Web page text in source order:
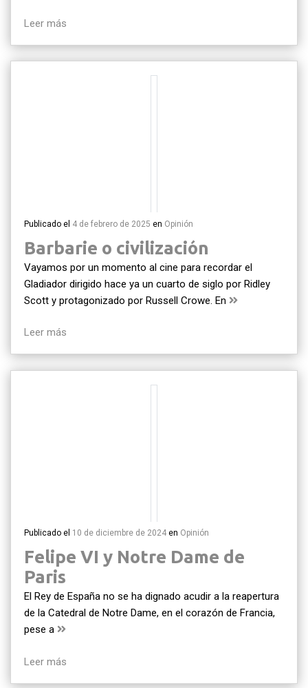
Leer más
Publicado el 4 de febrero de 2025 en Opinión
Barbarie o civilización
Vayamos por un momento al cine para recordar el
Gladiador dirigido hace ya un cuarto de siglo por Ridley
Scott y protagonizado por Russell Crowe. En
Leer más
Publicado el 10 de diciembre de 2024 en Opinión
Felipe VI y Notre Dame de
Paris
El Rey de España no se ha dignado acudir a la reapertura
de la Catedral de Notre Dame, en el corazón de Francia,
pese a
Leer más